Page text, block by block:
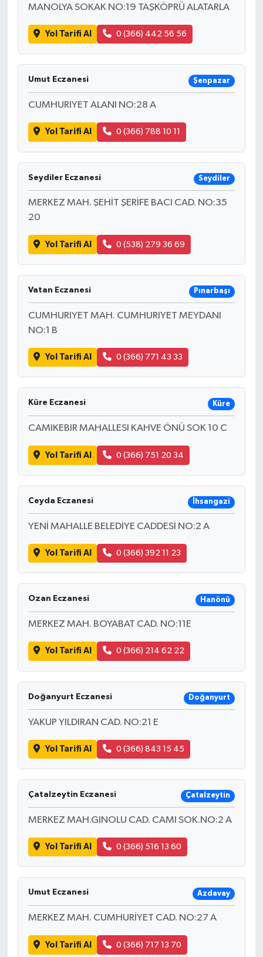
MANOLYA SOKAK NO:19 TAŞKÖPRÜ ALATARLA
Yol Tarifi Al 0 (366) 442 56 56
Umut Eczanesi Şenpazar
CUMHURIYET ALANI NO:28 A
Yol Tarifi Al 0 (366) 788 10 11
Seydiler Eczanesi Seydiler
MERKEZ MAH. ŞEHİT ŞERİFE BACI CAD. NO:35
20
Yol Tarifi Al 0 (538) 279 36 69
Vatan Eczanesi Pınarbaşı
CUMHURIYET MAH. CUMHURIYET MEYDANI
NO:1 B
Yol Tarifi Al 0 (366) 771 43 33
Küre Eczanesi Küre
CAMIKEBIR MAHALLESI KAHVE ÖNÜ SOK 10 C
Yol Tarifi Al 0 (366) 751 20 34
Ceyda Eczanesi İhsangazi
YENİ MAHALLE BELEDİYE CADDESİ NO:2 A
Yol Tarifi Al 0 (366) 392 11 23
Ozan Eczanesi Hanönü
MERKEZ MAH. BOYABAT CAD. NO:11E
Yol Tarifi Al 0 (366) 214 62 22
Doğanyurt Eczanesi Doğanyurt
YAKUP YILDIRAN CAD. NO:21 E
Yol Tarifi Al 0 (366) 843 15 45
Çatalzeytin Eczanesi Çatalzeytin
MERKEZ MAH.GINOLU CAD. CAMI SOK.NO:2 A
Yol Tarifi Al 0 (366) 516 13 60
Umut Eczanesi Azdavay
MERKEZ MAH. CUMHURİYET CAD. NO:27 A
Yol Tarifi Al 0 (366) 717 13 70